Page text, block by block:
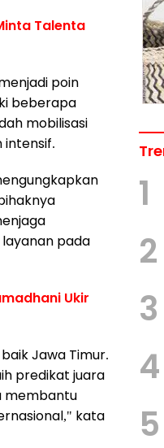
Talenta
poin
beberapa
mobilisasi
pada
Ukir
Jawa Timur.
predikat juara
membantu
kata
1
2
3
4
5